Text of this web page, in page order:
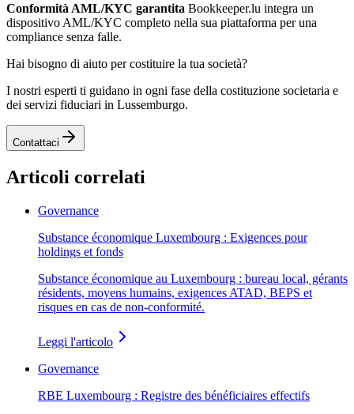
Conformità AML/KYC garantita Bookkeeper.lu integra un
dispositivo AML/KYC completo nella sua piattaforma per una
compliance senza falle.
Hai bisogno di aiuto per costituire la tua società?
I nostri esperti ti guidano in ogni fase della costituzione societaria e
dei servizi fiduciari in Lussemburgo.
Contattaci
Articoli correlati
Governance
Substance économique Luxembourg : Exigences pour
holdings et fonds
Substance économique au Luxembourg : bureau local, gérants
résidents, moyens humains, exigences ATAD, BEPS et
risques en cas de non-conformité.
Leggi l'articolo
Governance
RBE Luxembourg : Registre des bénéficiaires effectifs